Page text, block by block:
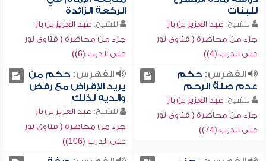
للبنات
للشيخ: عبد العزيز بن باز
جزء من محاضرة ( فتاوى نور
على الدرب (4))
الركعة الزائدة
للشيخ: عبد العزيز بن باز
جزء من محاضرة ( فتاوى نور
على الدرب (6))
الفهرس:حكم
عدم صلة الرحم
للشيخ: عبد العزيز بن باز
جزء من محاضرة ( فتاوى نور
على الدرب (74))
الفهرس:حكم من
يريد الإقراض مع رفض
والديه لذلك
للشيخ: عبد العزيز بن باز
جزء من محاضرة ( فتاوى نور
على الدرب (106))